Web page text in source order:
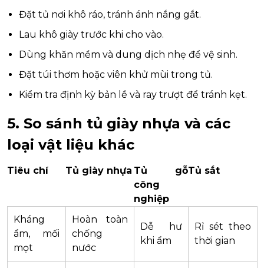
Đặt tủ nơi khô ráo, tránh ánh nắng gắt.
Lau khô giày trước khi cho vào.
Dùng khăn mềm và dung dịch nhẹ để vệ sinh.
Đặt túi thơm hoặc viên khử mùi trong tủ.
Kiểm tra định kỳ bản lề và ray trượt để tránh kẹt.
5. So sánh tủ giày nhựa và các
loại vật liệu khác
Tiêu chí Tủ giày nhựa Tủ gỗ
công
nghiệp
Tủ sắt
Kháng
ẩm, mối
mọt
Hoàn toàn
chống
nước
Dễ hư
khi ẩm
Rỉ sét theo
thời gian